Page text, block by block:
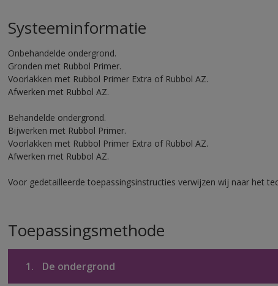
Systeeminformatie
Onbehandelde ondergrond.
Gronden met Rubbol Primer.
Voorlakken met Rubbol Primer Extra of Rubbol AZ.
Afwerken met Rubbol AZ.
Behandelde ondergrond.
Bijwerken met Rubbol Primer.
Voorlakken met Rubbol Primer Extra of Rubbol AZ.
Afwerken met Rubbol AZ.
Voor gedetailleerde toepassingsinstructies verwijzen wij naar het
Toepassingsmethode
1. De ondergrond